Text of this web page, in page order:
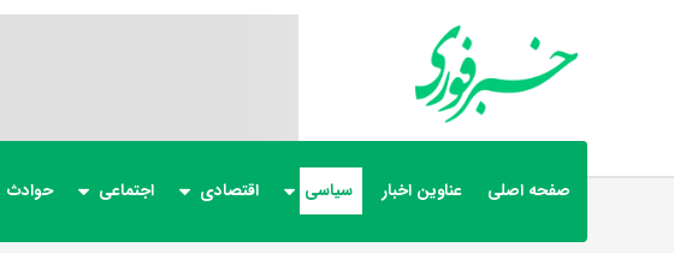
صفحه اصلی عناوین اخبار سیاسی اقتصادی اجتماعی حوادث